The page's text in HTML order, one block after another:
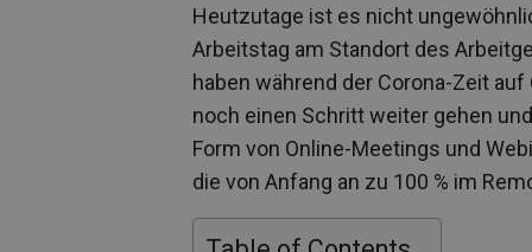
Heutzutage ist es nicht
Arbeitstag am Standort des
haben während der Corona-Zeit
noch einen Schritt weiter gehen
Form von Online-Meetings und
die von Anfang an zu 100 % im